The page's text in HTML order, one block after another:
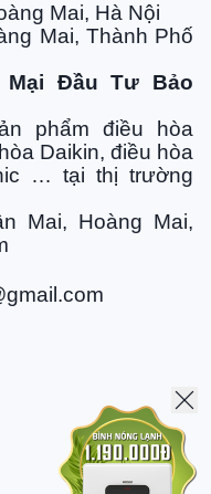
Mai, Hà Nội
Mai, Thành Phố
Mại Đầu Tư Bảo
phẩm điều hòa
Daikin, điều hòa
… tại thị trường
Mai, Hoàng Mai,